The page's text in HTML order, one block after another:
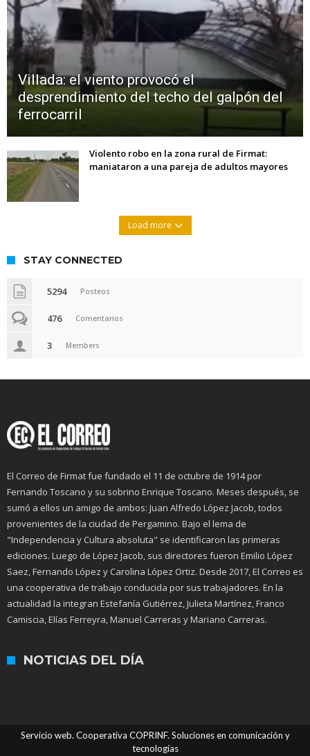
Villada: el viento provocó el
desprendimiento del techo del galpón del
ferrocarril
Violento robo en la zona rural de Firmat:
maniataron a una pareja de adultos mayores
Load more
STAY CONNECTED
5294 Posteos
476 Comentarios
3 Members
El Correo de Firmat fue fundado el 11 de octubre de 1914 por
Fernando Toscano y su sobrino Enrique Toscano. Meses después, se
sumó a ellos un amigo de ambos: Juan Alfredo López Jacob, todos
provenientes de la ciudad de Pergamino. Bajo el lema de
"Independencia y Cultura absoluta" se identificaron las primeras
ediciones. Luego de López Jacob, sus directores fueron Emilio López
Saez, Fernando López y Carolina López Ortiz. Desde 2017, El Correo es
una cooperativa de trabajo conducida por sus trabajadores. En la
actualidad la integran Estefanía Gutiérrez, Julieta Martínez, Franco
Camiscia, Elías Ferreyra, Manuel Carreras y Mariano Carreras.
NOTICIAS DEL DÍA
Servicio web. Cooperativa COPRINF. Soluciones en comunicación y
tecnologías